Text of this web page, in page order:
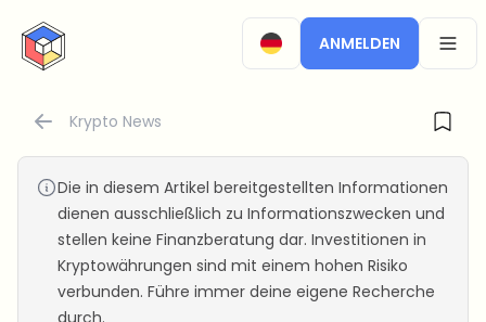
CryptoTicker
ANMELDEN
Krypto News
Die in diesem Artikel bereitgestellten Informationen
dienen ausschließlich zu Informationszwecken und
stellen keine Finanzberatung dar. Investitionen in
Kryptowährungen sind mit einem hohen Risiko
verbunden. Führe immer deine eigene Recherche
durch.